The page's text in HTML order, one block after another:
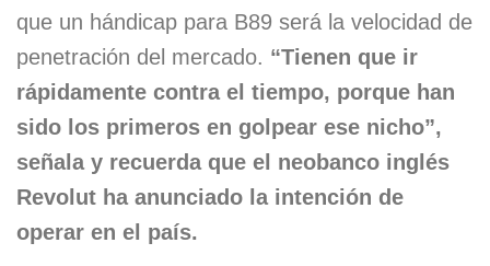
que un hándicap para B89 será la velocidad de
penetración del mercado. “Tienen que ir
rápidamente contra el tiempo, porque han
sido los primeros en golpear ese nicho”,
señala y recuerda que el neobanco inglés
Revolut ha anunciado la intención de
operar en el país.